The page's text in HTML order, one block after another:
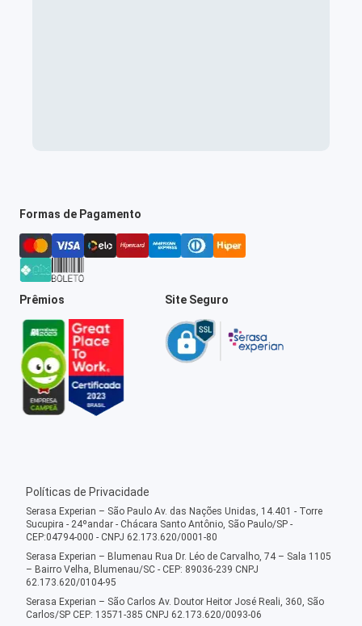
Formas de Pagamento
Prêmios Site Seguro
Políticas de Privacidade
Serasa Experian – São Paulo Av. das Nações Unidas, 14.401 - Torre
Sucupira - 24ºandar - Chácara Santo Antônio, São Paulo/SP -
CEP:04794-000 - CNPJ 62.173.620/0001-80
Serasa Experian – Blumenau Rua Dr. Léo de Carvalho, 74 – Sala 1105
– Bairro Velha, Blumenau/SC - CEP: 89036-239 CNPJ
62.173.620/0104-95
Serasa Experian – São Carlos Av. Doutor Heitor José Reali, 360, São
Carlos/SP CEP: 13571-385 CNPJ 62.173.620/0093-06